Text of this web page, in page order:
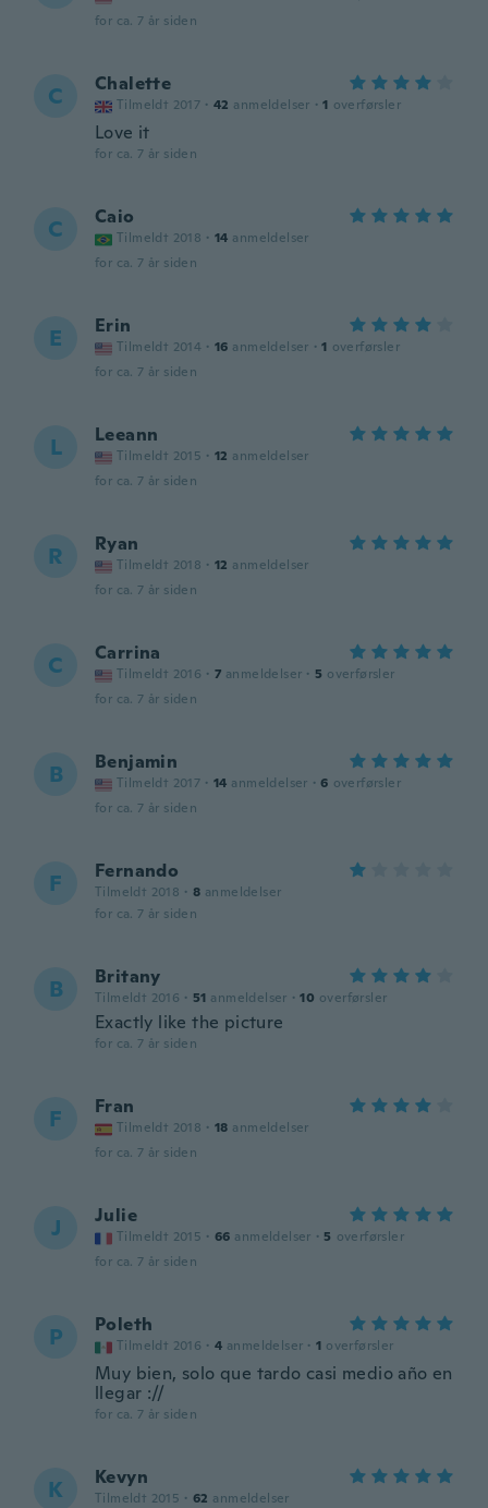
for ca. 7 år siden
C Chalette
Tilmeldt 2017 · 42 anmeldelser · 1 overførsler
Love it
for ca. 7 år siden
C Caio
Tilmeldt 2018 · 14 anmeldelser
for ca. 7 år siden
E Erin
Tilmeldt 2014 · 16 anmeldelser · 1 overførsler
for ca. 7 år siden
L Leeann
Tilmeldt 2015 · 12 anmeldelser
for ca. 7 år siden
R Ryan
Tilmeldt 2018 · 12 anmeldelser
for ca. 7 år siden
C Carrina
Tilmeldt 2016 · 7 anmeldelser · 5 overførsler
for ca. 7 år siden
B Benjamin
Tilmeldt 2017 · 14 anmeldelser · 6 overførsler
for ca. 7 år siden
F Fernando
Tilmeldt 2018 · 8 anmeldelser
for ca. 7 år siden
B Britany
Tilmeldt 2016 · 51 anmeldelser · 10 overførsler
Exactly like the picture
for ca. 7 år siden
F Fran
Tilmeldt 2018 · 18 anmeldelser
for ca. 7 år siden
J Julie
Tilmeldt 2015 · 66 anmeldelser · 5 overførsler
for ca. 7 år siden
P Poleth
Tilmeldt 2016 · 4 anmeldelser · 1 overførsler
Muy bien, solo que tardo casi medio año en
llegar ://
for ca. 7 år siden
K Kevyn
Tilmeldt 2015 · 62 anmeldelser